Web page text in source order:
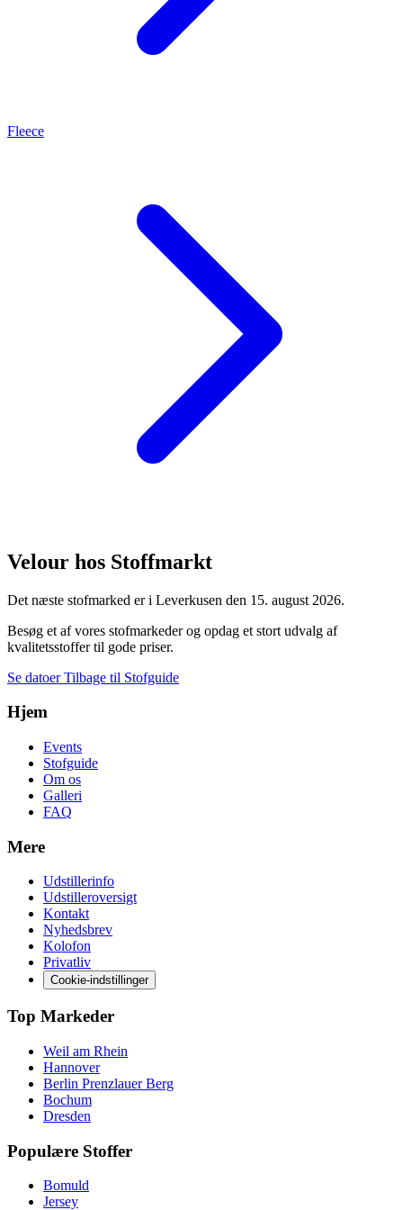
Fleece
Velour hos Stoffmarkt
Det næste stofmarked er i Leverkusen den 15. august 2026.
Besøg et af vores stofmarkeder og opdag et stort udvalg af
kvalitetsstoffer til gode priser.
Se datoerTilbage til Stofguide
Hjem
Events
Stofguide
Om os
Galleri
FAQ
Mere
Udstillerinfo
Udstilleroversigt
Kontakt
Nyhedsbrev
Kolofon
Privatliv
Cookie-indstillinger
Top Markeder
Weil am Rhein
Hannover
Berlin Prenzlauer Berg
Bochum
Dresden
Populære Stoffer
Bomuld
Jersey